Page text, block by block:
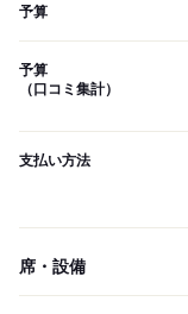
予算
予算
（口コミ集計）
支払い方法
席・設備